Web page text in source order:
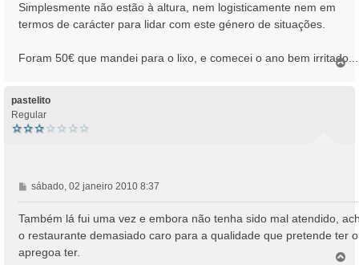
e
m
Simplesmente não estão à altura, nem logisticamente nem em
termos de carácter para lidar com este género de situações.
Foram 50€ que mandei para o lixo, e comecei o ano bem irritado...T
pastelito
Regular
M
e
n
g
sábado, 02 janeiro 2010 8:37
Também lá fui uma vez e embora não tenha sido mal atendido,
o restaurante demasiado caro para a qualidade que pretende ter
apregoa ter.